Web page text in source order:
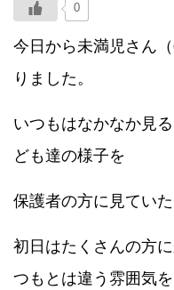
0
今日から未満児さん
りました。
いつもはなかなか見
ども達の様子を
保護者の方に見てい
初日はたくさんの方
つもとは違う雰囲気を